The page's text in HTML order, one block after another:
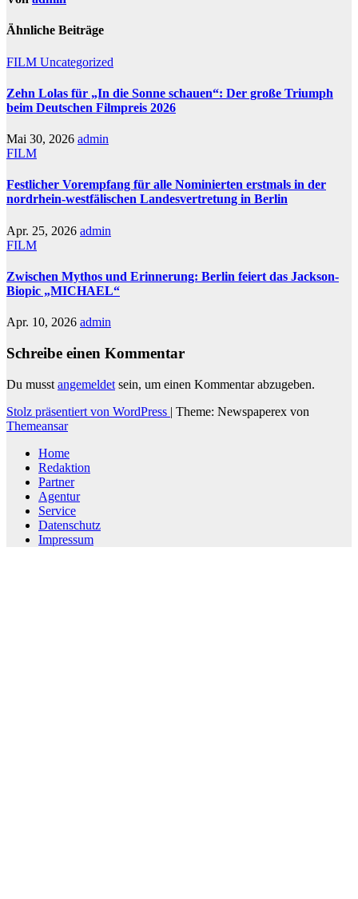
Ähnliche Beiträge
FILM Uncategorized
Zehn Lolas für „In die Sonne schauen“: Der große Triumph
beim Deutschen Filmpreis 2026
Mai 30, 2026 admin
FILM
Festlicher Vorempfang für alle Nominierten erstmals in der
nordrhein-westfälischen Landesvertretung in Berlin
Apr. 25, 2026 admin
FILM
Zwischen Mythos und Erinnerung: Berlin feiert das Jackson-
Biopic „MICHAEL“
Apr. 10, 2026 admin
Schreibe einen Kommentar
Du musst angemeldet sein, um einen Kommentar abzugeben.
Stolz präsentiert von WordPress | Theme: Newspaperex von
Themeansar
Home
Redaktion
Partner
Agentur
Service
Datenschutz
Impressum